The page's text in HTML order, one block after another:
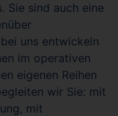
Sie sind auch eine
uns entwickeln
im operativen
eigenen Reihen
wir Sie: mit
mit